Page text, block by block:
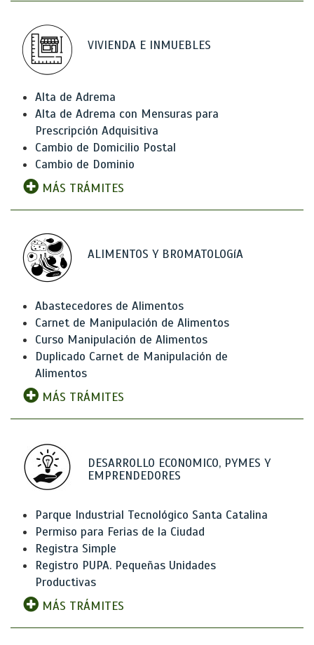
VIVIENDA E INMUEBLES
Alta de Adrema
Alta de Adrema con Mensuras para
Prescripción Adquisitiva
Cambio de Domicilio Postal
Cambio de Dominio
MÁS TRÁMITES
ALIMENTOS Y BROMATOLOGíA
Abastecedores de Alimentos
Carnet de Manipulación de Alimentos
Curso Manipulación de Alimentos
Duplicado Carnet de Manipulación de
Alimentos
MÁS TRÁMITES
DESARROLLO ECONOMICO, PYMES Y
EMPRENDEDORES
Parque Industrial Tecnológico Santa Catalina
Permiso para Ferias de la Ciudad
Registra Simple
Registro PUPA. Pequeñas Unidades
Productivas
MÁS TRÁMITES